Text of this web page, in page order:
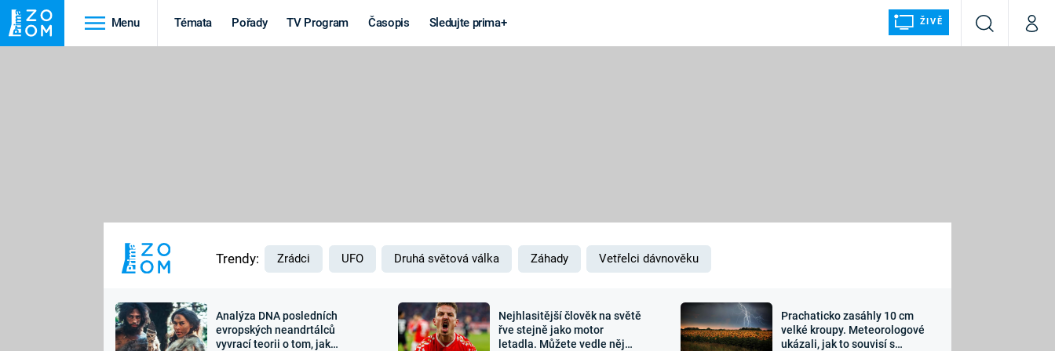
Menu Témata Pořady TV Program Časopis Sledujte prima+ ŽIVĚ
VyhledáváníMůj
MARS
Výročí
Záhady a
Zajímavosti Sledujte nás
Trendy: Zrádci UFO Druhá světová válka Záhady Vetřelci dávnověku
Analýza DNA posledních
evropských neandrtálců
vyvrací teorii o tom, jak
Nejhlasitější člověk na světě
řve stejně jako motor
letadla. Můžete vedle něj
Prachaticko zasáhly 10 cm
velké kroupy. Meteorologové
ukázali, jak to souvisí s